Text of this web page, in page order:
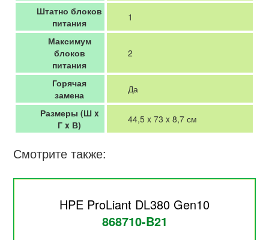
Штатно блоков
питания
1
Максимум
блоков
питания
2
Горячая
замена
Да
Размеры (Ш x
Г x В)
44,5 x 73 x 8,7 см
Смотрите также:
HPE ProLiant DL380 Gen10
868710-B21